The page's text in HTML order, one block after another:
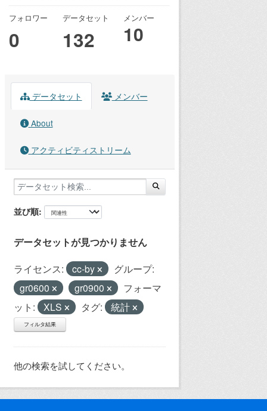
フォロワー
0
データセット
132
メンバー
10
データセット メンバー
About
アクティビティストリーム
並び順
データセットが見つかりません
ライセンス: cc-by
グループ:
gr0600
gr0900
フォーマ
ット:
XLS タグ: 統計
フィルタ結果
他の検索を試してください。